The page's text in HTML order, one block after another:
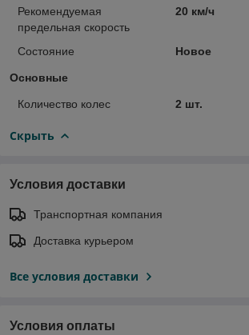
Рекомендуемая
предельная скорость
20 км/ч
Состояние Новое
Основные
Количество колес 2 шт.
Скрыть
Условия доставки
Транспортная компания
Доставка курьером
Все условия доставки
Условия оплаты